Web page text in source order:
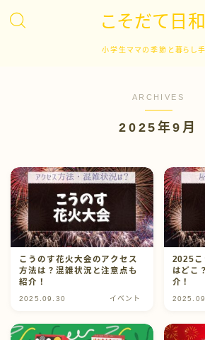
こそだて日和
小学生ママの季節と暮らし
英語学習
ドラマ
イベント
日常生活
プロフィール
ARCHIVES
2025年9月
こうのす花火大会のアクセス
方法は？混雑状況と注意点も
紹介！
2025.09.30 イベント
2025こ
はどこ
介！